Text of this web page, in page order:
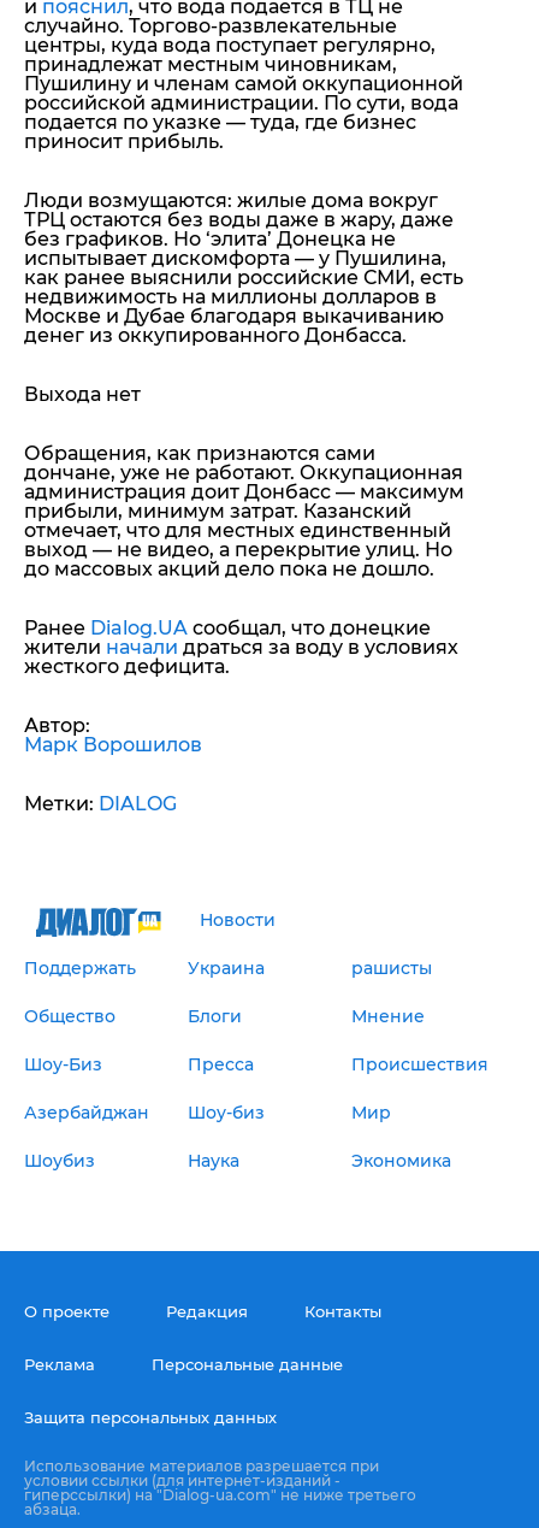
и пояснил, что вода подается в ТЦ не
случайно. Торгово-развлекательные
центры, куда вода поступает регулярно,
принадлежат местным чиновникам,
Пушилину и членам самой оккупационной
российской администрации. По сути, вода
подается по указке — туда, где бизнес
приносит прибыль.
Люди возмущаются: жилые дома вокруг
ТРЦ остаются без воды даже в жару, даже
без графиков. Но ‘элита’ Донецка не
испытывает дискомфорта — у Пушилина,
как ранее выяснили российские СМИ, есть
недвижимость на миллионы долларов в
Москве и Дубае благодаря выкачиванию
денег из оккупированного Донбасса.
Выхода нет
Обращения, как признаются сами
дончане, уже не работают. Оккупационная
администрация доит Донбасс — максимум
прибыли, минимум затрат. Казанский
отмечает, что для местных единственный
выход — не видео, а перекрытие улиц. Но
до массовых акций дело пока не дошло.
Ранее Dialog.UA сообщал, что донецкие
жители начали драться за воду в условиях
жесткого дефицита.
Автор:
Марк Ворошилов
Метки: DIALOG
Новости
Поддержать Украина рашисты
Общество Блоги Мнение
Шоу-Биз Пресса Происшествия
Азербайджан Шоу-биз Мир
Шоубиз Наука Экономика
О проекте Редакция Контакты
Реклама Персональные данные
Защита персональных данных
Использование материалов разрешается при
условии ссылки (для интернет-изданий -
гиперссылки) на "Dialog-ua.com" не ниже третьего
абзаца.